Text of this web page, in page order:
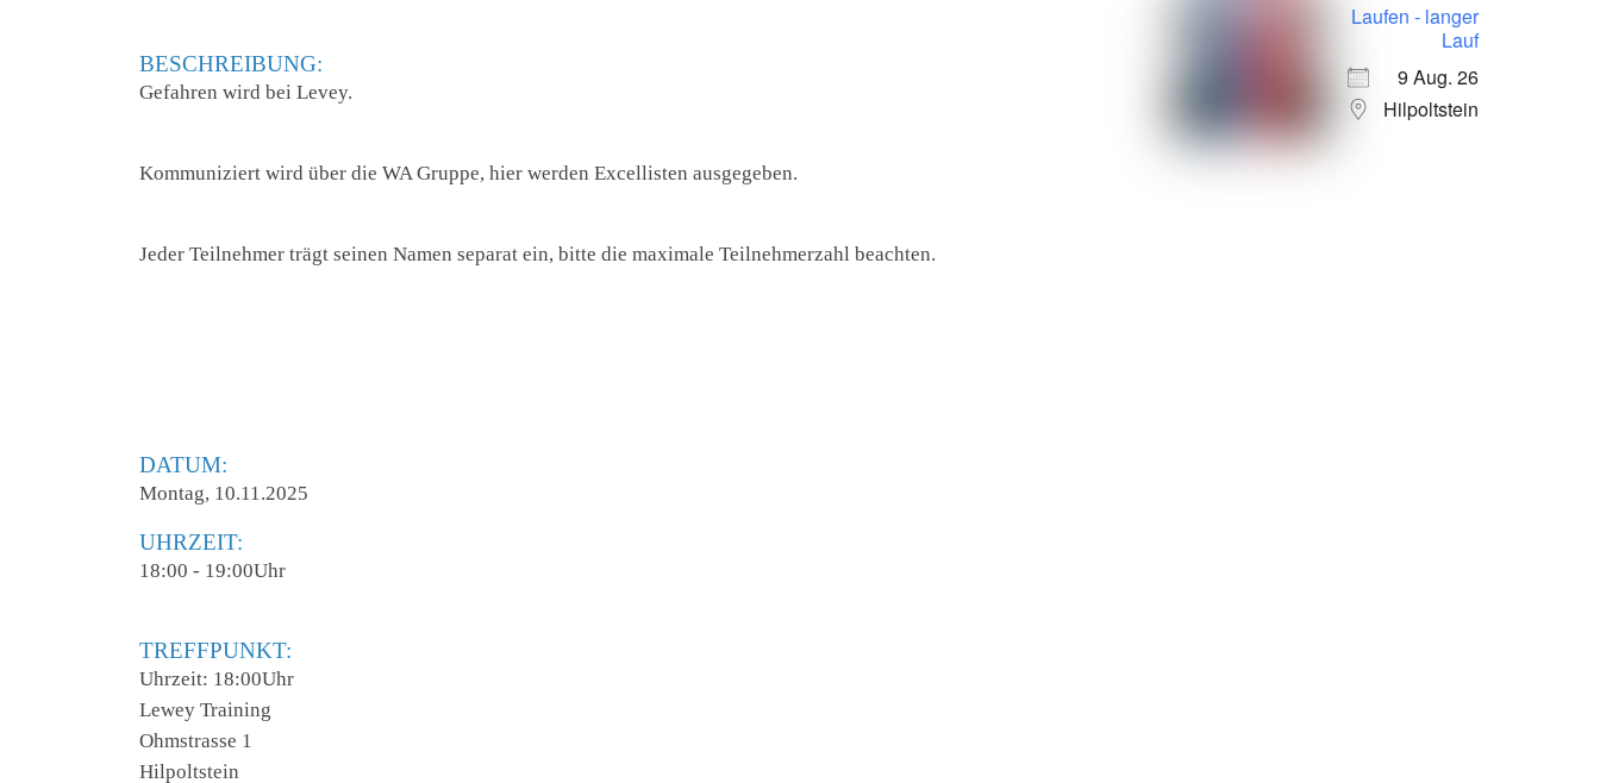
BESCHREIBUNG:
Gefahren wird bei Levey.
Kommuniziert wird über die WA Gruppe, hier werden Excellisten ausgegeben.
Jeder Teilnehmer trägt seinen Namen separat ein, bitte die maximale Teilnehmerzahl beachten.
DATUM:
Montag, 10.11.2025
UHRZEIT:
18:00 - 19:00Uhr
TREFFPUNKT:
Uhrzeit: 18:00Uhr
Lewey Training
Ohmstrasse 1
Hilpoltstein
Laufen - langer
Lauf
9 Aug. 26
Hilpoltstein